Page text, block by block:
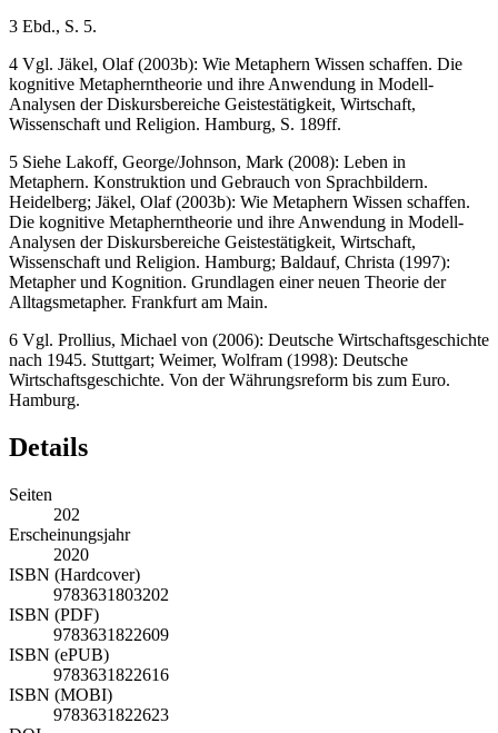
3 Ebd., S. 5.
4 Vgl. Jäkel, Olaf (2003b): Wie Metaphern Wissen schaffen. Die
kognitive Metapherntheorie und ihre Anwendung in Modell-
Analysen der Diskursbereiche Geistestätigkeit, Wirtschaft,
Wissenschaft und Religion. Hamburg, S. 189ff.
5 Siehe Lakoff, George/Johnson, Mark (2008): Leben in
Metaphern. Konstruktion und Gebrauch von Sprachbildern.
Heidelberg; Jäkel, Olaf (2003b): Wie Metaphern Wissen schaffen.
Die kognitive Metapherntheorie und ihre Anwendung in Modell-
Analysen der Diskursbereiche Geistestätigkeit, Wirtschaft,
Wissenschaft und Religion. Hamburg; Baldauf, Christa (1997):
Metapher und Kognition. Grundlagen einer neuen Theorie der
Alltagsmetapher. Frankfurt am Main.
6 Vgl. Prollius, Michael von (2006): Deutsche Wirtschaftsgeschichte
nach 1945. Stuttgart; Weimer, Wolfram (1998): Deutsche
Wirtschaftsgeschichte. Von der Währungsreform bis zum Euro.
Hamburg.
Details
Seiten
202
Erscheinungsjahr
2020
ISBN (Hardcover)
9783631803202
ISBN (PDF)
9783631822609
ISBN (ePUB)
9783631822616
ISBN (MOBI)
9783631822623